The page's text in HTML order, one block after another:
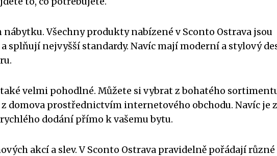
Všechny produkty nabízené v Sconto Ostrava jsou
splňují nejvyšší standardy. Navíc mají moderní a stylový
velmi pohodlné. Můžete si vybrat z bohatého
domova prostřednictvím internetového obchodu. Navíc je
dodání přímo k vašemu bytu.
akcí a slev. V Sconto Ostrava pravidelně pořádají různé